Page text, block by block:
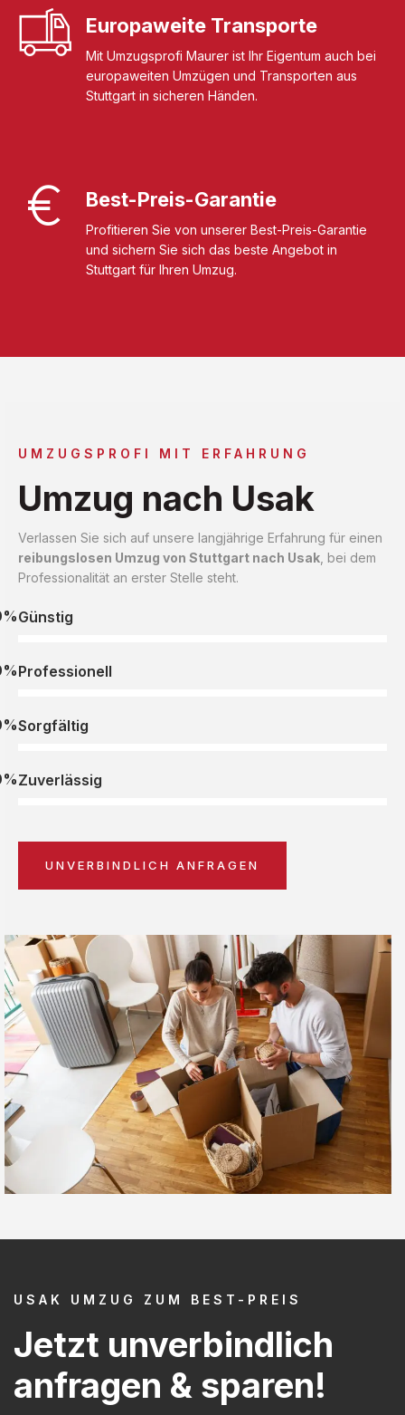
Europaweite Transporte
Mit Umzugsprofi Maurer ist Ihr Eigentum auch bei
europaweiten Umzügen und Transporten aus
Stuttgart in sicheren Händen.
Best-Preis-Garantie
Profitieren Sie von unserer Best-Preis-Garantie
und sichern Sie sich das beste Angebot in
Stuttgart für Ihren Umzug.
UMZUGSPROFI MIT ERFAHRUNG
Umzug nach Usak
Verlassen Sie sich auf unsere langjährige Erfahrung für einen
reibungslosen Umzug von Stuttgart nach Usak , bei dem
Professionalität an erster Stelle steht.
Günstig
Professionell
Sorgfältig
Zuverlässig
UNVERBINDLICH ANFRAGEN
USAK UMZUG ZUM BEST-PREIS
Jetzt unverbindlich
anfragen & sparen!